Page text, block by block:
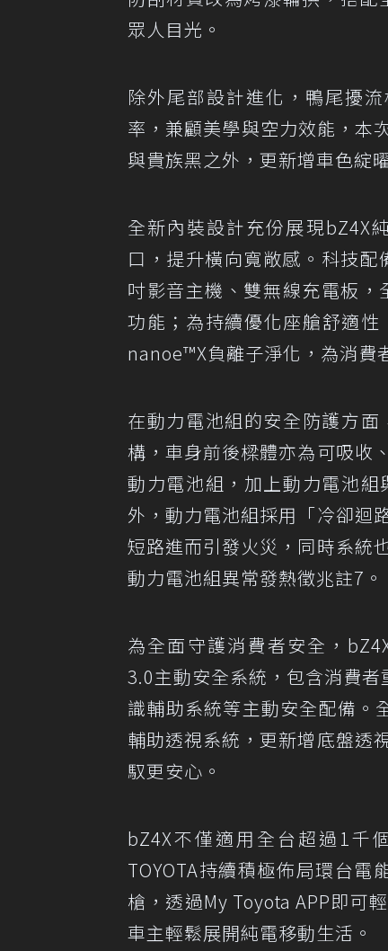
眾人目光。
除外尾部設計進化，鴨尾擾
率，兼顧美學與空力效能，本
與貴族黑之外，更新增車色綻
全新內裝設計充份展現bZ4X
口，提升橫向寬敞感。科技
吋影音主機、雙無線充電板，
功能；為持續優化座艙舒適
nanoe™X負離子淨化，為消費
在動力電池組的安全防護方
構，車身前後樑體亦為可吸收
動力電池組，加上動力電池
外，動力電池組採用「冷卻迴
短路進而引發火災，同時系統
動力電池組異常發熱徵兆註7。
為全面守護消費者安全，
3.0主動安全系統，包含消費者
識輔助系統等主動安全配備。
輔助透視系統，更新增底盤透
馭更安心。
bZ4X不僅適用全台超過1千
TOYOTA持續積極佈局環台電
槍，透過My Toyota APP即可
車主輕鬆展開純電移動生活。